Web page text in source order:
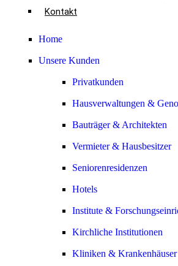
Kontakt
Home
Unsere Kunden
Privatkunden
Hausverwaltungen &
Bauträger & Architekten
Vermieter & Hausbesitzer
Seniorenresidenzen
Hotels
Institute &
Kirchliche Institutionen
Kliniken & Krankenhäuser